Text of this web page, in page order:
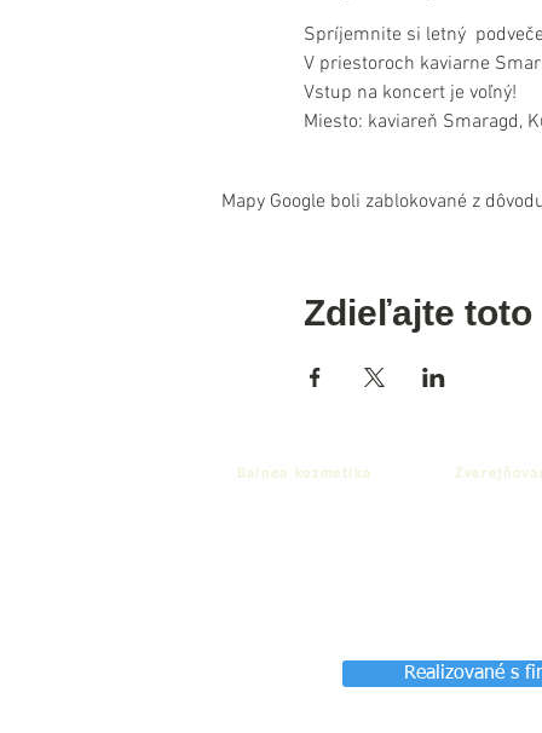
Spríjemnite si letný
V priestoroch kaviarne
Vstup na koncert je voľný!
Miesto: kaviareň Smaragd,
Mapy Google boli zablokované z
Zdieľajte toto
Balnea kozmetika
Realizované s